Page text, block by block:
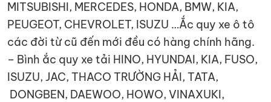
MITSUBISHI, MERCEDES, HONDA, BMW, KIA,
PEUGEOT, CHEVROLET, ISUZU …Ắc quy xe ô tô
các đời từ cũ đến mới đều có hàng chính hãng.
– Bình ắc quy xe tải HINO, HYUNDAI, KIA, FUSO,
ISUZU, JAC, THACO TRƯỜNG HẢI, TATA,
DONGBEN, DAEWOO, HOWO, VINAXUKI,